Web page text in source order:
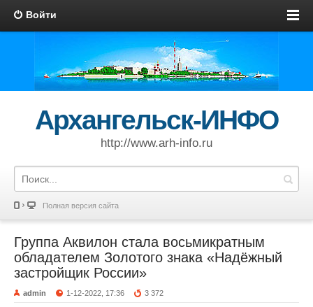
Войти
Архангельск-ИНФО
http://www.arh-info.ru
Полная версия сайта
Группа Аквилон стала восьмикратным
обладателем Золотого знака «Надёжный
застройщик России»
admin 1-12-2022, 17:36 3 372